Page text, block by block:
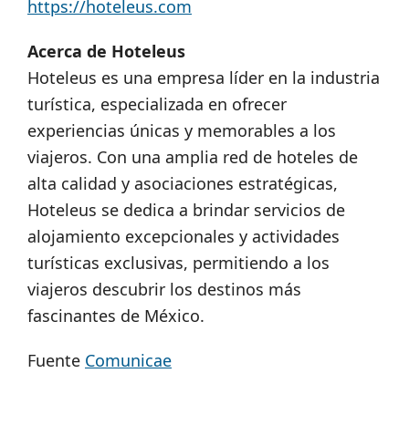
https://hoteleus.com
Acerca de Hoteleus
Hoteleus es una empresa líder en la industria
turística, especializada en ofrecer
experiencias únicas y memorables a los
viajeros. Con una amplia red de hoteles de
alta calidad y asociaciones estratégicas,
Hoteleus se dedica a brindar servicios de
alojamiento excepcionales y actividades
turísticas exclusivas, permitiendo a los
viajeros descubrir los destinos más
fascinantes de México.
Fuente Comunicae